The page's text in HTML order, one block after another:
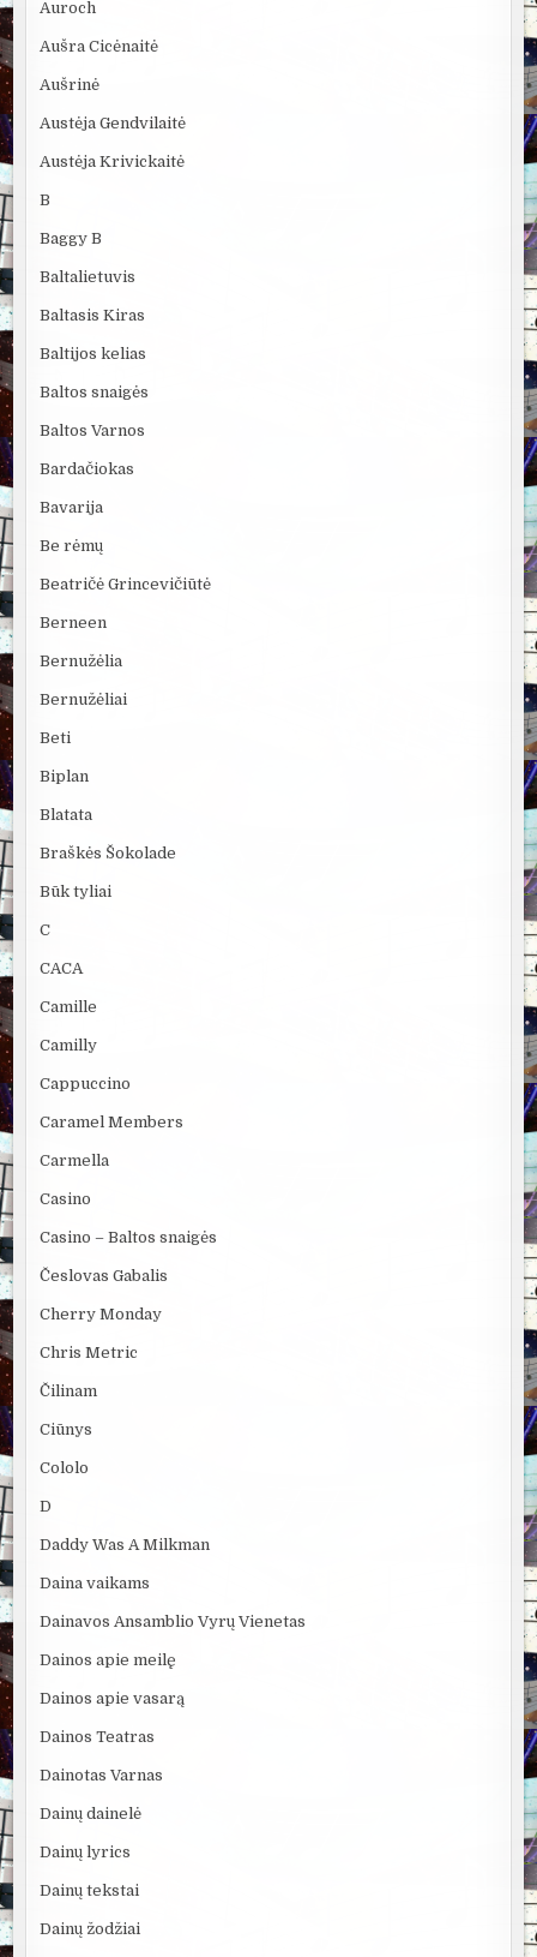
Auroch
Aušra Cicėnaitė
Aušrinė
Austėja Gendvilaitė
Austėja Krivickaitė
B
Baggy B
Baltalietuvis
Baltasis Kiras
Baltijos kelias
Baltos snaigės
Baltos Varnos
Bardačiokas
Bavarija
Be rėmų
Beatričė Grincevičiūtė
Berneen
Bernužėlia
Bernužėliai
Beti
Biplan
Blatata
Braškės Šokolade
Būk tyliai
C
CACA
Camille
Camilly
Cappuccino
Caramel Members
Carmella
Casino
Casino – Baltos snaigės
Česlovas Gabalis
Cherry Monday
Chris Metric
Čilinam
Ciūnys
Cololo
D
Daddy Was A Milkman
Daina vaikams
Dainavos Ansamblio Vyrų Vienetas
Dainos apie meilę
Dainos apie vasarą
Dainos Teatras
Dainotas Varnas
Dainų dainelė
Dainų lyrics
Dainų tekstai
Dainų žodžiai